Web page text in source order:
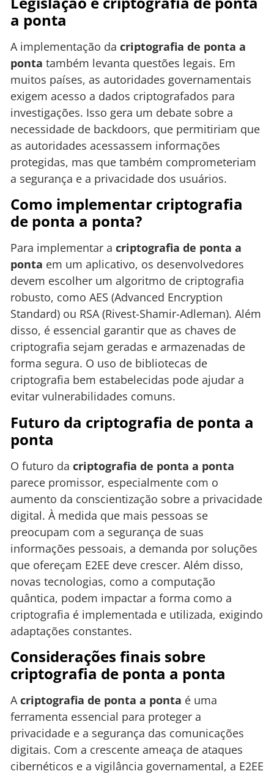
a ponta
A implementação da criptografia de ponta a
ponta também levanta questões legais. Em
muitos países, as autoridades governamentais
exigem acesso a dados criptografados para
investigações. Isso gera um debate sobre a
necessidade de backdoors, que permitiriam que
as autoridades acessassem informações
protegidas, mas que também comprometeriam
a segurança e a privacidade dos usuários.
Como implementar criptografia
de ponta a ponta?
Para implementar a criptografia de ponta a
ponta em um aplicativo, os desenvolvedores
devem escolher um algoritmo de criptografia
robusto, como AES (Advanced Encryption
Standard) ou RSA (Rivest-Shamir-Adleman). Além
disso, é essencial garantir que as chaves de
criptografia sejam geradas e armazenadas de
forma segura. O uso de bibliotecas de
criptografia bem estabelecidas pode ajudar a
evitar vulnerabilidades comuns.
Futuro da criptografia de ponta a
ponta
O futuro da criptografia de ponta a ponta
parece promissor, especialmente com o
aumento da conscientização sobre a privacidade
digital. À medida que mais pessoas se
preocupam com a segurança de suas
informações pessoais, a demanda por soluções
que ofereçam E2EE deve crescer. Além disso,
novas tecnologias, como a computação
quântica, podem impactar a forma como a
criptografia é implementada e utilizada, exigindo
adaptações constantes.
Considerações finais sobre
criptografia de ponta a ponta
Acriptografia de ponta a ponta é uma
ferramenta essencial para proteger a
privacidade e a segurança das comunicações
digitais. Com a crescente ameaça de ataques
cibernéticos e a vigilância governamental, a E2EE